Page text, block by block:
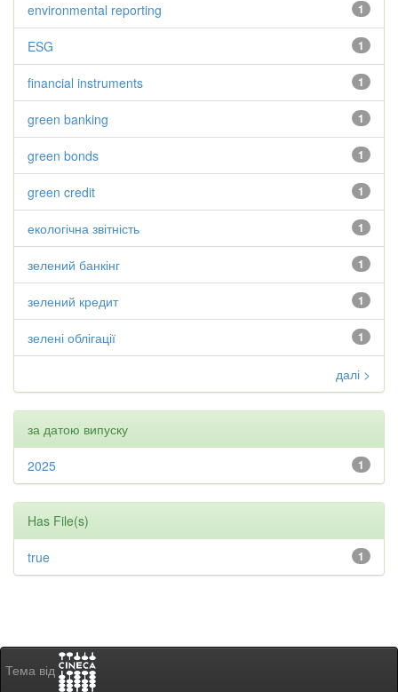
1
environmental reporting
1
ESG
1
financial instruments
1
green banking
1
green bonds
1
green credit
1
екологічна звітність
1
зелений банкінг
1
зелений кредит
1
зелені облігації
далі >
за датою випуску
1
2025
Has File(s)
1
true
Тема від